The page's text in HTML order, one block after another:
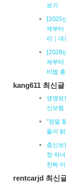
보기
[2025
제부터
리｜대
[2028
제부터
비법
kang611 최신글
생명보
신보험
“정말
들이
종신보
정·자
진짜
rentcarjd 최신